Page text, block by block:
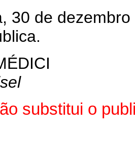
de dezembro
substitui o